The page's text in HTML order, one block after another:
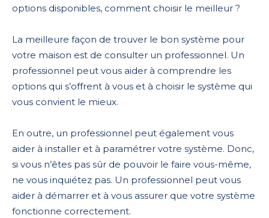
options disponibles, comment choisir le meilleur ?
La meilleure façon de trouver le bon système pour
votre maison est de consulter un professionnel. Un
professionnel peut vous aider à comprendre les
options qui s’offrent à vous et à choisir le système qui
vous convient le mieux.
En outre, un professionnel peut également vous
aider à installer et à paramétrer votre système. Donc,
si vous n’êtes pas sûr de pouvoir le faire vous-même,
ne vous inquiétez pas. Un professionnel peut vous
aider à démarrer et à vous assurer que votre système
fonctionne correctement.